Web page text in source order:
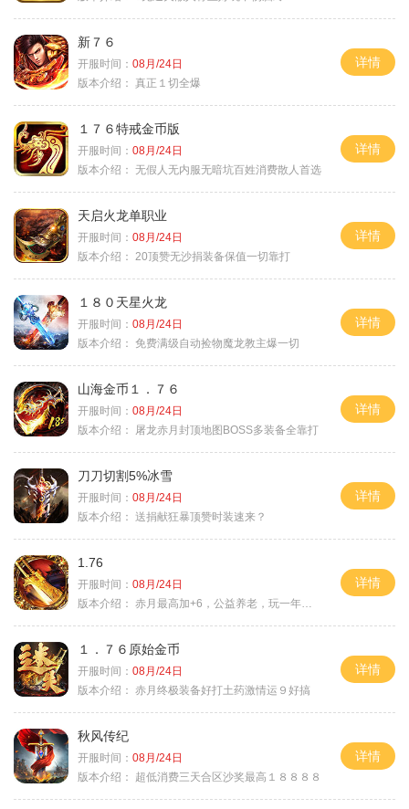
新７６
开服时间： 08月/24日
版本介绍： 真正１切全爆
详情
１７６特戒金币版
开服时间： 08月/24日
版本介绍： 无假人无内服无暗坑百姓消费散人首选
详情
天启火龙单职业
开服时间： 08月/24日
版本介绍： 20顶赞无沙捐装备保值一切靠打
详情
１８０天星火龙
开服时间： 08月/24日
版本介绍： 免费满级自动捡物魔龙教主爆一切
详情
山海金币１．７６
开服时间： 08月/24日
版本介绍：
屠龙赤月封顶地图BOSS多装备全靠打
详情
刀刀切割5%冰雪
开服时间： 08月/24日
版本介绍： 送捐献狂暴顶赞时装速来？
详情
1.76
开服时间： 08月/24日
版本介绍： 赤月最高加+6，公益养老，玩一年不腻，屠龙
详情
１．７６原始金币
开服时间： 08月/24日
版本介绍： 赤月终极装备好打土药激情运９好搞
详情
秋风传纪
开服时间： 08月/24日
版本介绍：
超低消费三天合区沙奖最高１８８８８
详情